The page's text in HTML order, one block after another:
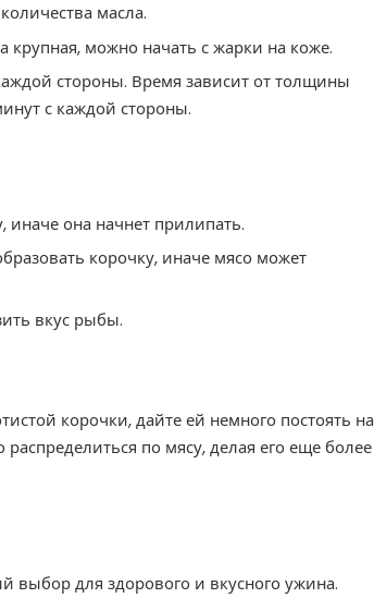
масла.
можно начать с жарки на коже.
стороны. Время зависит от толщины
с каждой стороны.
она начнет прилипать.
корочку, иначе мясо может
вкус рыбы.
корочки, дайте ей немного постоять на
по мясу, делая его еще более
выбор для здорового и вкусного ужина.